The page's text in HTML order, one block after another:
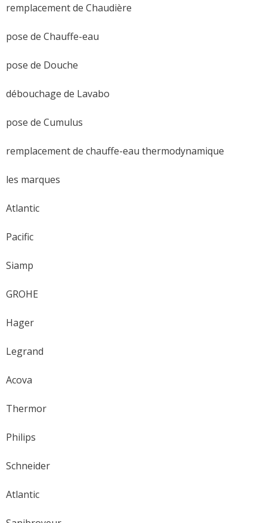
remplacement de Chaudière
pose de Chauffe-eau
pose de Douche
débouchage de Lavabo
pose de Cumulus
remplacement de chauffe-eau thermodynamique
les marques
Atlantic
Pacific
Siamp
GROHE
Hager
Legrand
Acova
Thermor
Philips
Schneider
Atlantic